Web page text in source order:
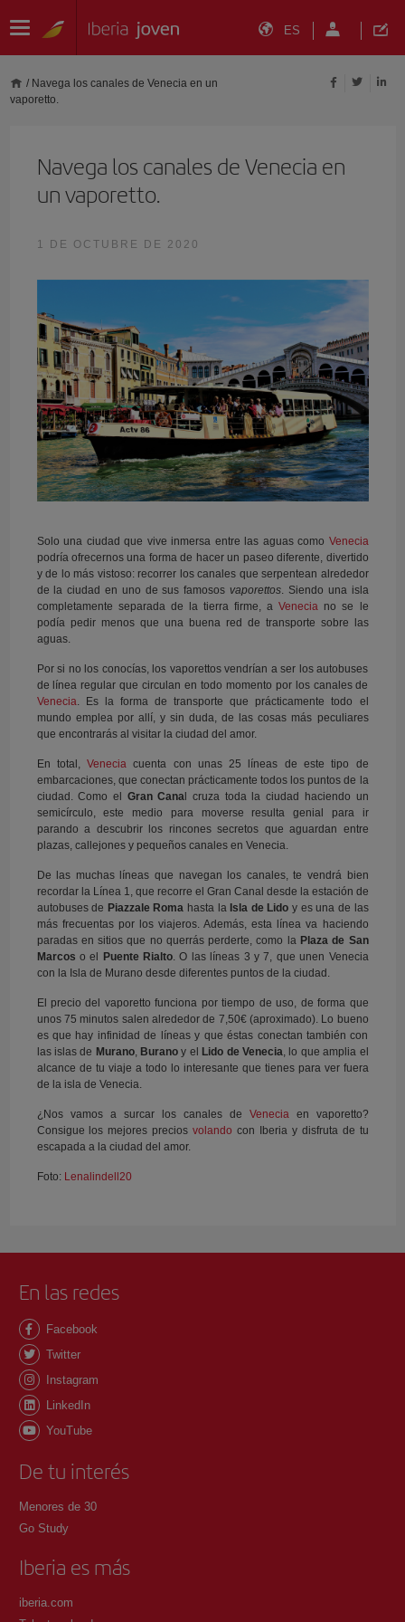
ES
/ Navega los canales de Venecia en un
vaporetto.
Navega los canales de Venecia en
un vaporetto.
1 DE OCTUBRE DE 2020
Solo una ciudad que vive inmersa entre las aguas como Venecia
podría ofrecernos una forma de hacer un paseo diferente, divertido
y de lo más vistoso: recorrer los canales que serpentean alrededor
de la ciudad en uno de sus famososvaporettos . Siendo una isla
completamente separada de la tierra firme, aVenecia no se le
podía pedir menos que una buena red de transporte sobre las
aguas.
Por si no los conocías, los vaporettos vendrían a ser los autobuses
de línea regular que circulan en todo momento por los canales de
Venecia . Es la forma de transporte que prácticamente todo el
mundo emplea por allí, y sin duda, de las cosas más peculiares
que encontrarás al visitar la ciudad del amor.
En total,Venecia cuenta con unas 25 líneas de este tipo de
embarcaciones, que conectan prácticamente todos los puntos de la
ciudad. Como el Gran Canal cruza toda la ciudad haciendo un
semicírculo, este medio para moverse resulta genial para ir
parando a descubrir los rincones secretos que aguardan entre
plazas, callejones y pequeños canales en Venecia.
De las muchas líneas que navegan los canales, te vendrá bien
recordar la Línea 1, que recorre el Gran Canal desde la estación de
autobuses de Piazzale Roma hasta la Isla de Lido y es una de las
más frecuentas por los viajeros. Además, esta línea va haciendo
paradas en sitios que no querrás perderte, como la Plaza de San
Marcos o el Puente Rialto . O las líneas 3 y 7, que unen Venecia
con la Isla de Murano desde diferentes puntos de la ciudad.
El precio del vaporetto funciona por tiempo de uso, de forma que
unos 75 minutos salen alrededor de 7,50€ (aproximado). Lo bueno
es que hay infinidad de líneas y que éstas conectan también con
las islas de Murano, Burano y el Lido de Venecia , lo que amplia el
alcance de tu viaje a todo lo interesante que tienes para ver fuera
de la isla de Venecia.
¿Nos vamos a surcar los canales de Venecia en vaporetto?
Consigue los mejores preciosvolando con Iberia y disfruta de tu
escapada a la ciudad del amor.
Foto: Lenalindell20
En las redes
Facebook
Twitter
Instagram
LinkedIn
YouTube
De tu interés
Menores de 30
Go Study
Iberia es más
iberia.com